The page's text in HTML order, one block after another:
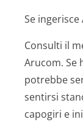
Se
Consulti il
Arucom. Se
potrebbe
sentirsi
capogiri e